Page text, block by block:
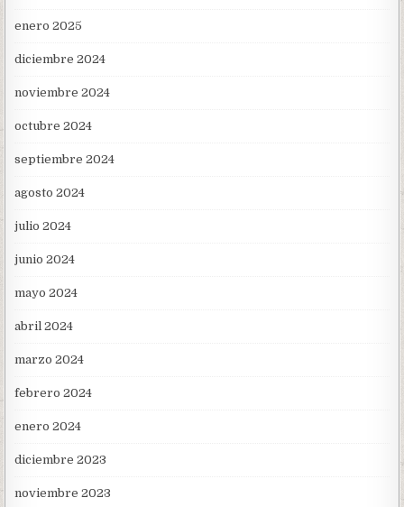
enero 2025
diciembre 2024
noviembre 2024
octubre 2024
septiembre 2024
agosto 2024
julio 2024
junio 2024
mayo 2024
abril 2024
marzo 2024
febrero 2024
enero 2024
diciembre 2023
noviembre 2023